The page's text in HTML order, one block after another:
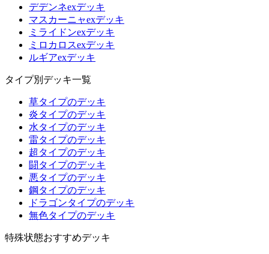
デデンネexデッキ
マスカーニャexデッキ
ミライドンexデッキ
ミロカロスexデッキ
ルギアexデッキ
タイプ別デッキ一覧
草タイプのデッキ
炎タイプのデッキ
水タイプのデッキ
雷タイプのデッキ
超タイプのデッキ
闘タイプのデッキ
悪タイプのデッキ
鋼タイプのデッキ
ドラゴンタイプのデッキ
無色タイプのデッキ
特殊状態おすすめデッキ